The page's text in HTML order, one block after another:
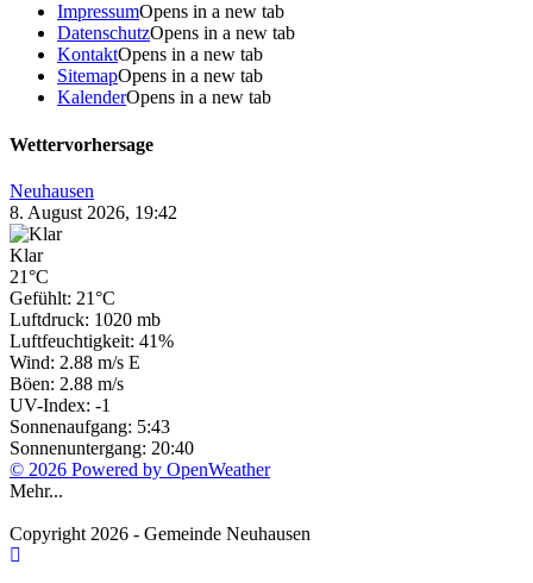
ImpressumOpens in a new tab
DatenschutzOpens in a new tab
KontaktOpens in a new tab
SitemapOpens in a new tab
KalenderOpens in a new tab
Wettervorhersage
Neuhausen
8. August 2026, 19:42
Klar
21°C
Gefühlt: 21°C
Luftdruck: 1020 mb
Luftfeuchtigkeit: 41%
Wind: 2.88 m/s E
Böen: 2.88 m/s
UV-Index: -1
Sonnenaufgang: 5:43
Sonnenuntergang: 20:40
© 2026 Powered by OpenWeather
Mehr...
Copyright 2026 - Gemeinde Neuhausen